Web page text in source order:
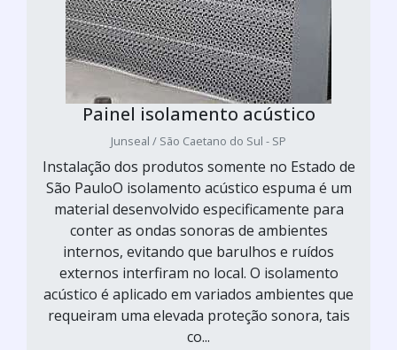
Painel isolamento acústico
Junseal / São Caetano do Sul - SP
Instalação dos produtos somente no Estado de
São PauloO isolamento acústico espuma é um
material desenvolvido especificamente para
conter as ondas sonoras de ambientes
internos, evitando que barulhos e ruídos
externos interfiram no local. O isolamento
acústico é aplicado em variados ambientes que
requeiram uma elevada proteção sonora, tais
co...